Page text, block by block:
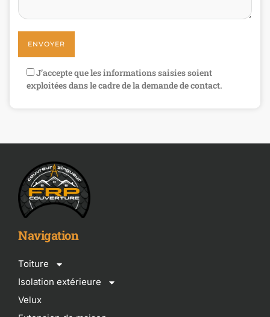
J’accepte que les informations saisies soient
exploitées dans le cadre de la demande de contact.
Navigation
Toiture
Isolation extérieure
Velux